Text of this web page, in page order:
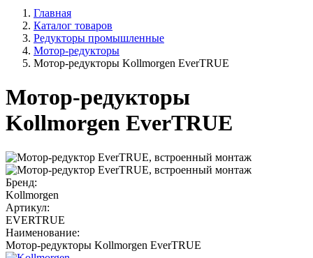
Главная
Каталог товаров
Редукторы промышленные
Мотор-редукторы
Мотор-редукторы Kollmorgen EverTRUE
Мотор-редукторы
Kollmorgen EverTRUE
Бренд:
Kollmorgen
Артикул:
EVERTRUE
Наименование:
Мотор-редукторы Kollmorgen EverTRUE